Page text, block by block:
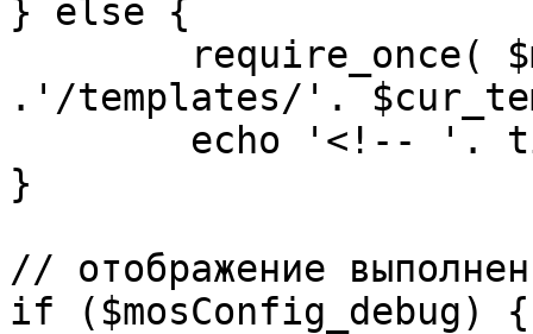
} else {
.'/templates/'.
}
// отображение
if ($mosConfig_debug) {